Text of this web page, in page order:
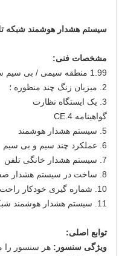
سیستم هشدار هوشمند شبکه تلفن 433
مشخصات فنی:
1.99 منطقه سیمی / بی سیم سازگار ؛
2. میزبان زنگ چند منظوره ؛
3. یک ایستگاه نظارت
گواهینامه 4.CE
5. سیستم هشدار هوشمند
6. عملکرد چند سیم و بی سیم
7. سیستم هشدار خانگی تلفن
8. ساخت در سیستم هشدار صفحه کلید
10. شماره گیری خودکار راحت برای کار با زنگ خطر
11. سیستم هشدار هوشمند شبکه تلفن
توابع اصلی:
ویژگی سنسور: